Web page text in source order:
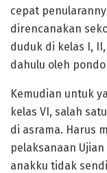
cepat
direncanakan
duduk di kelas I,
dahulu oleh
Kemudian untuk
kelas VI, salah
di asrama. Harus
pelaksanaan
anakku tidak